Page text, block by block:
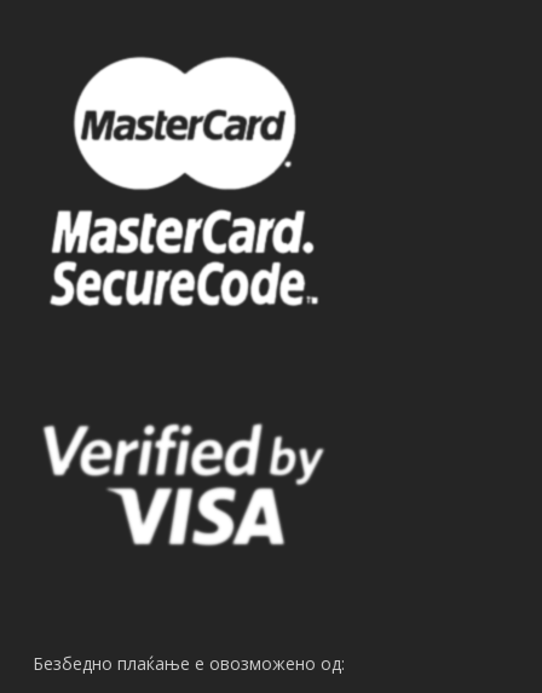
Безбедно плаќање е овозможено од: